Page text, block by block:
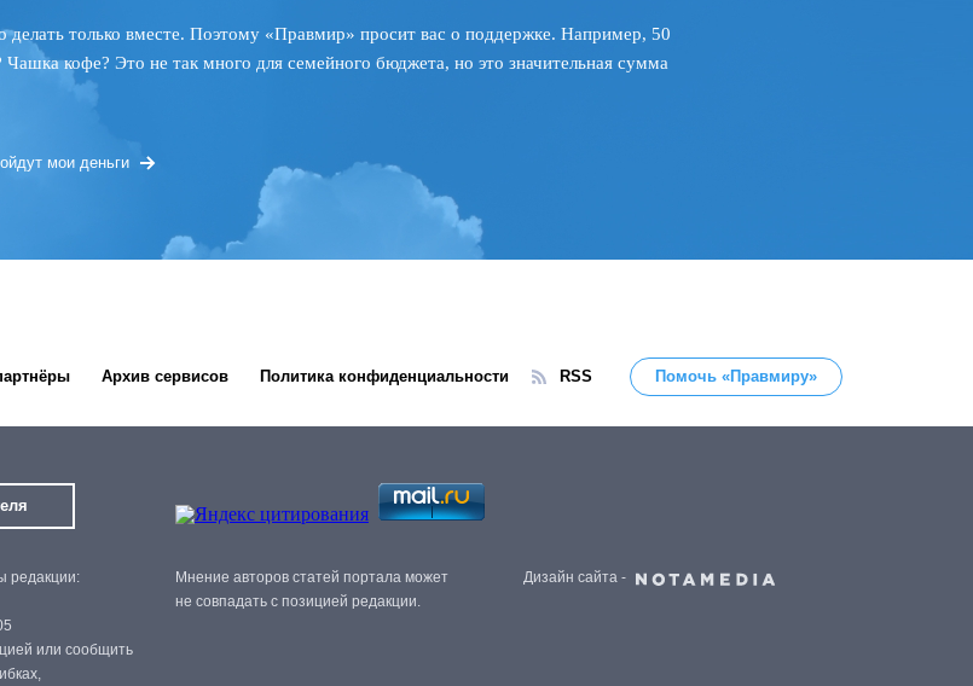
только вместе. Поэтому «Правмир» просит вас о поддержке. Например, 50
кофе? Это не так много для семейного бюджета, но это значительная сумма
мои деньги
Архив сервисов Политика конфиденциальности RSS Помочь «Правмиру»
редакции:
или сообщить
Мнение авторов статей портала может
не совпадать с позицией редакции.
Дизайн сайта -